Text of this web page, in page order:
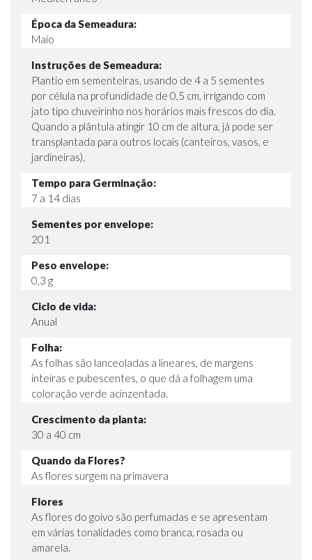
Época da Semeadura:
Maio
Instruções de Semeadura:
Plantio em sementeiras, usando de 4 a 5 sementes
por célula na profundidade de 0,5 cm, irrigando com
jato tipo chuveirinho nos horários mais frescos do dia.
Quando a plântula atingir 10 cm de altura, já pode ser
transplantada para outros locais (canteiros, vasos, e
jardineiras).
Tempo para Germinação:
7 a 14 dias
Sementes por envelope:
201
Peso envelope:
0,3 g
Ciclo de vida:
Anual
Folha:
As folhas são lanceoladas a lineares, de margens
inteiras e pubescentes, o que dá a folhagem uma
coloração verde acinzentada.
Crescimento da planta:
30 a 40 cm
Quando da Flores?
As flores surgem na primavera
Flores
As flores do goivo são perfumadas e se apresentam
em várias tonalidades como branca, rosada ou
amarela.